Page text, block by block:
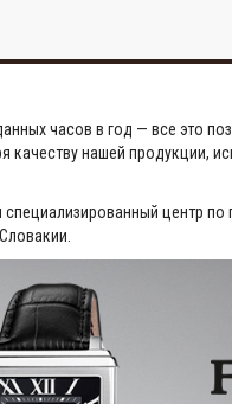
часов в год — все это
качеству нашей продукции,
центр по